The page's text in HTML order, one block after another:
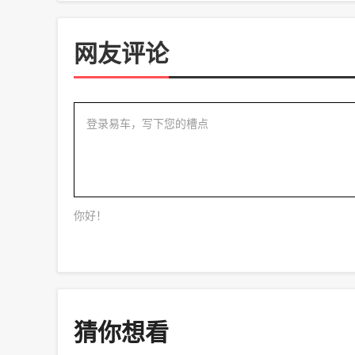
网友评论
登录易车，写下您的槽点
你好！
猜你想看